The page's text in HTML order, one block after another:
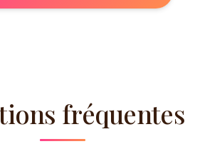
fréquentes